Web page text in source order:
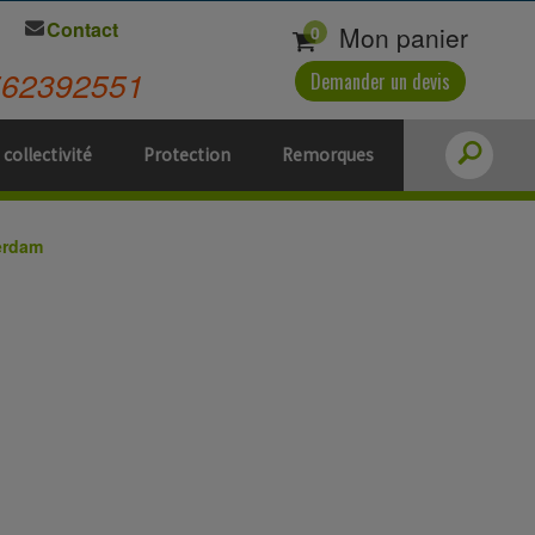
collectivité Protection Remorques
Contact 0 Mon panier
Demander un devis